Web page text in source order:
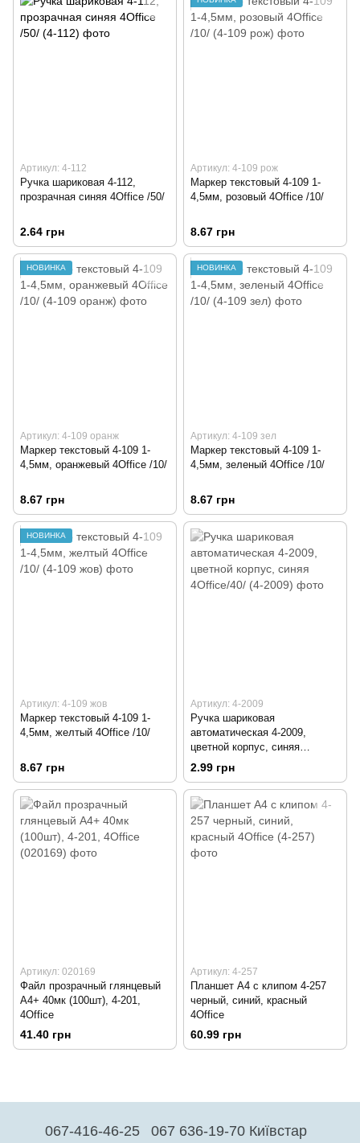
Артикул: 4-112
Ручка шариковая 4-112,
прозрачная синяя 4Office /50/
2.64 грн
Артикул: 4-109 рож
Маркер текстовый 4-109 1-
4,5мм, розовый 4Office /10/
8.67 грн
НОВИНКА
Артикул: 4-109 оранж
Маркер текстовый 4-109 1-
4,5мм, оранжевый 4Office /10/
8.67 грн
НОВИНКА
Артикул: 4-109 зел
Маркер текстовый 4-109 1-
4,5мм, зеленый 4Office /10/
8.67 грн
НОВИНКА
Артикул: 4-109 жов
Маркер текстовый 4-109 1-
4,5мм, желтый 4Office /10/
8.67 грн
Артикул: 4-2009
Ручка шариковая
автоматическая 4-2009,
цветной корпус, синяя
4Office/40/
2.99 грн
Артикул: 020169
Файл прозрачный глянцевый
А4+ 40мк (100шт), 4-201,
4Office
41.40 грн
Артикул: 4-257
Планшет А4 с клипом 4-257
черный, синий, красный
4Office
60.99 грн
067-416-46-25 067 636-19-70 Київстар